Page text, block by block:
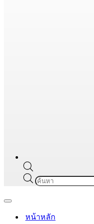
Products
search
Navigation
หน้าหลัก